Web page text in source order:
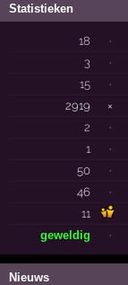
Statistieken
18 ·
3
·
15
·
2919
×
2
·
1
·
50
·
46
·
11
geweldig
·
Nieuws